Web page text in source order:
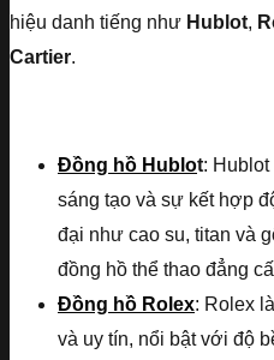
hiệu danh tiếng như Hublot,
Cartier.
Đồng hồ Hublot:
sáng tạo và sự kết hợp
đại như cao su, titan và
đồng hồ thể thao đẳng
Đồng hồ Rolex: Rolex
và uy tín, nổi bật với độ